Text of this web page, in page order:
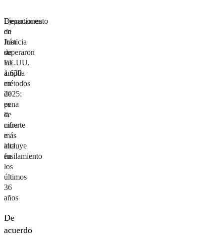
Departamento
de
Justicia
de
EE.UU.
amplía
métodos
de
pena
de
muerte
e
incluye
fusilamiento
Ejecuciones
en
Irán
superaron
las
1.630
en
2025:
es
la
cifra
más
alta
en
los
últimos
36
años
De
acuerdo